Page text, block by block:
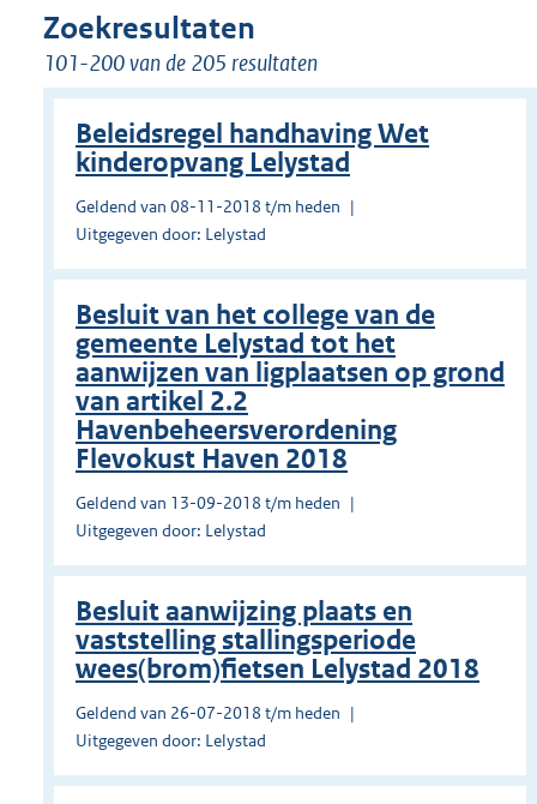
Zoekresultaten
101-200 van de 205 resultaten
Beleidsregel handhaving Wet
kinderopvang Lelystad
Geldend van 08-11-2018 t/m heden
Uitgegeven door: Lelystad
Besluit van het college van de
gemeente Lelystad tot het
aanwijzen van ligplaatsen op grond
van artikel 2.2
Havenbeheersverordening
Flevokust Haven 2018
Geldend van 13-09-2018 t/m heden
Uitgegeven door: Lelystad
Besluit aanwijzing plaats en
vaststelling stallingsperiode
wees(brom)fietsen Lelystad 2018
Geldend van 26-07-2018 t/m heden
Uitgegeven door: Lelystad